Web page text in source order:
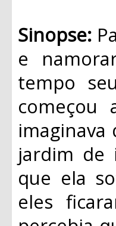
Sinopse:
e
tempo
imaginava
jardim de
que ela
eles